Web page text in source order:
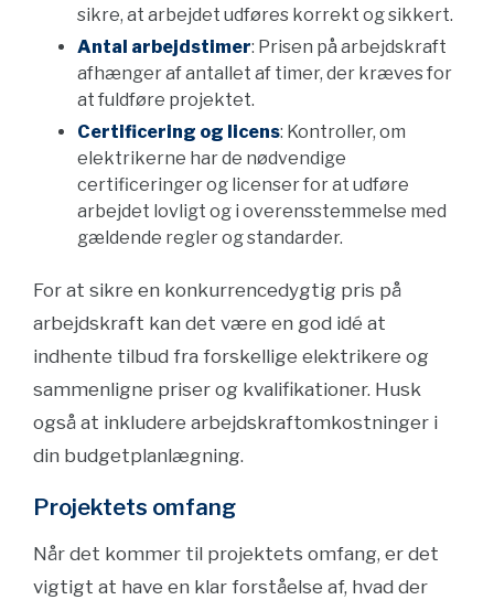
sikre, at arbejdet udføres korrekt og sikkert.
Antal arbejdstimer: Prisen på arbejdskraft
afhænger af antallet af timer, der kræves for
at fuldføre projektet.
Certificering og licens: Kontroller, om
elektrikerne har de nødvendige
certificeringer og licenser for at udføre
arbejdet lovligt og i overensstemmelse med
gældende regler og standarder.
For at sikre en konkurrencedygtig pris på
arbejdskraft kan det være en god idé at
indhente tilbud fra forskellige elektrikere og
sammenligne priser og kvalifikationer. Husk
også at inkludere arbejdskraftomkostninger i
din budgetplanlægning.
Projektets omfang
Når det kommer til projektets omfang, er det
vigtigt at have en klar forståelse af, hvad der